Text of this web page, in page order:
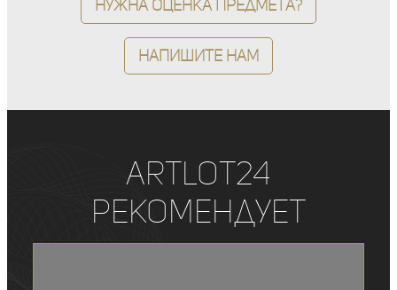
Нужна оценка предмета?
Напишите нам
ArtLot24
рекомендует